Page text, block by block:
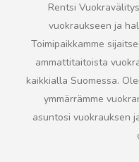
Rentsi
vuokraukseen ja
Toimipaikkamme
ammattitaitoista
kaikkialla Suomessa.
ymmärrämme
asuntosi vuokrauksen